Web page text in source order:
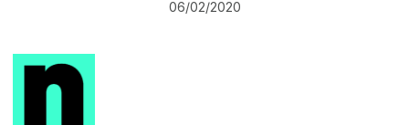
06/02/2020